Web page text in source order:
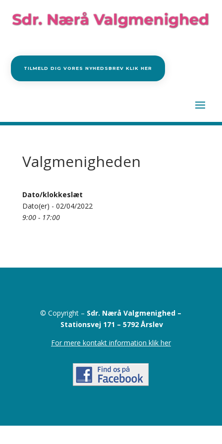
TILMELD DIG VORES NYHEDSBREV KLIK HER
Valgmenigheden
Dato/klokkeslæt
Dato(er) - 02/04/2022
9:00 - 17:00
© Copyright – Sdr. Nærå Valgmenighed –
Stationsvej 171 –5792 Årslev
For mere kontakt information klik her